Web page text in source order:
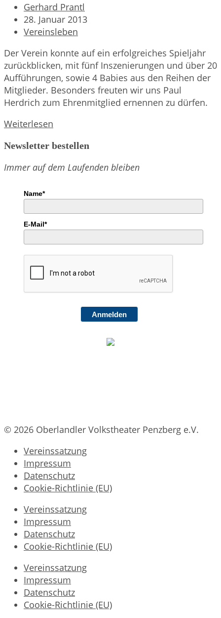
Beitrags-
Autor:
Gerhard Prantl
Beitrag
veröffentlicht:
28. Januar 2013
Beitrags-
Vereinsleben
Der Verein konnte auf ein erfolgreiches Spieljahr
zurückblicken, mit fünf Inszenierungen und über 20
Aufführungen, sowie 4 Babies aus den Reihen der
Mitglieder. Besonders freuten wir uns Paul
Herdrich zum Ehrenmitglied ernennen zu dürfen.
Weiterlesen
2013
Newsletter bestellen
Immer auf dem Laufenden bleiben
Name*
E-Mail*
Anmelden
© 2026 Oberlandler Volkstheater Penzberg e.V.
Vereinssatzung
Impressum
Datenschutz
Cookie-Richtlinie (EU)
Vereinssatzung
Impressum
Datenschutz
Cookie-Richtlinie (EU)
Vereinssatzung
Impressum
Datenschutz
Cookie-Richtlinie (EU)